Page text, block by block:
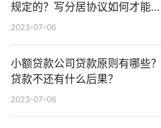
规定的？写分居协议如何才能有
效？
2023-07-06
小额贷款公司贷款原则有哪些？
贷款不还有什么后果？
2023-07-06